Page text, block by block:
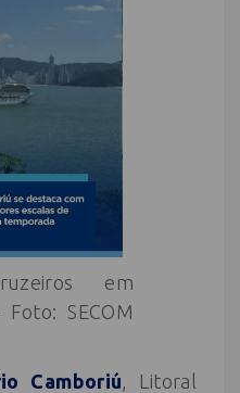
em
SECOM
Camboriú , Litoral